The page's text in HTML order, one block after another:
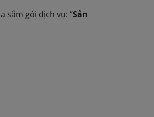
sắm gói dịch vụ: “Sản